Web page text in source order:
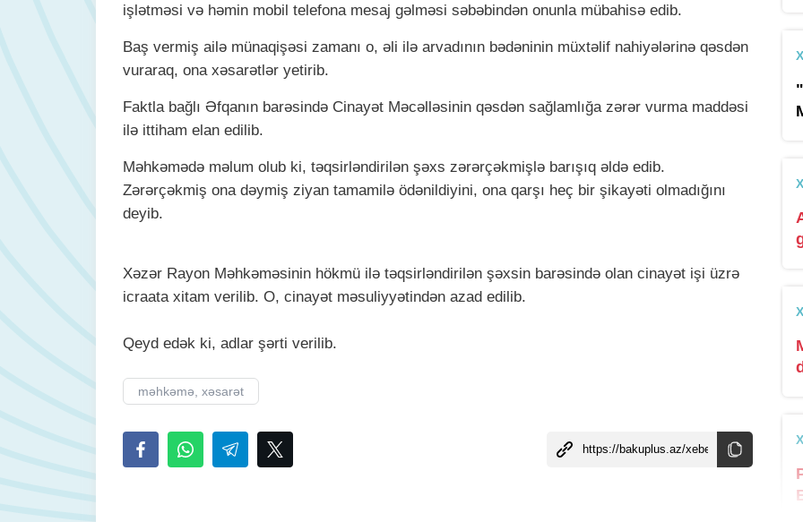
işlətməsi və həmin mobil telefona mesaj gəlməsi səbəbindən onunla mübahisə edib.
Baş vermiş ailə münaqişəsi zamanı o, əli ilə arvadının bədəninin müxtəlif nahiyələrinə qəsdən
vuraraq, ona xəsarətlər yetirib.
Faktla bağlı Əfqanın barəsində Cinayət Məcəlləsinin qəsdən sağlamlığa zərər vurma maddəsi
ilə ittiham elan edilib.
Məhkəmədə məlum olub ki, təqsirləndirilən şəxs zərərçəkmişlə barışıq əldə edib.
Zərərçəkmiş ona dəymiş ziyan tamamilə ödənildiyini, ona qarşı heç bir şikayəti olmadığını
deyib.
Xəzər Rayon Məhkəməsinin hökmü ilə təqsirləndirilən şəxsin barəsində olan cinayət işi üzrə
icraata xitam verilib. O, cinayət məsuliyyətindən azad edilib.
Qeyd edək ki, adlar şərti verilib.
məhkəmə, xəsarət